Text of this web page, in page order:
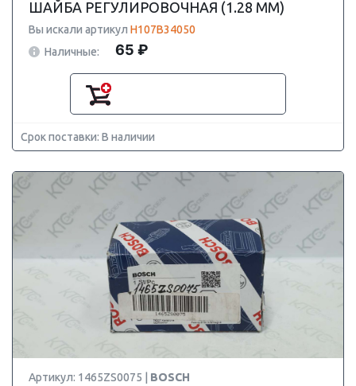
ШАЙБА РЕГУЛИРОВОЧНАЯ (1.28 MM)
Вы искали артикул H107B34050
Наличные:
65 ₽
Срок поставки: В наличии
Артикул: 1465ZS0075 | BOSCH